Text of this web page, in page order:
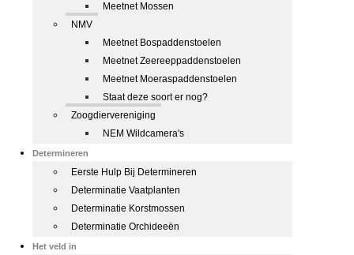
Meetnet Mossen
NMV
Meetnet Bospaddenstoelen
Meetnet Zeereeppaddenstoelen
Meetnet Moeraspaddenstoelen
Staat deze soort er nog?
Zoogdiervereniging
NEM Wildcamera's
Determineren
Eerste Hulp Bij Determineren
Determinatie Vaatplanten
Determinatie Korstmossen
Determinatie Orchideeën
Het veld in